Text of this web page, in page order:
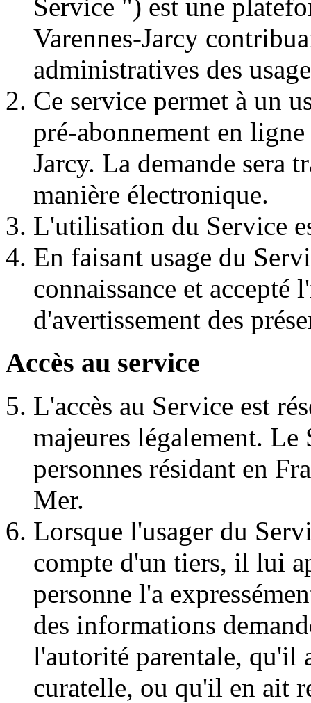
Service ") est une
Varennes-Jarcy
administratives des
Ce service permet à un
pré-abonnement en
Jarcy. La demande sera
manière électronique.
L'utilisation du Service
En faisant usage du
connaissance et accepté
d'avertissement des
Accès au service
L'accès au Service est
majeures légalement. Le
personnes résidant en
Mer.
Lorsque l'usager du
compte d'un tiers, il lui
personne l'a
des informations
l'autorité parentale, qu'il
curatelle, ou qu'il en ait